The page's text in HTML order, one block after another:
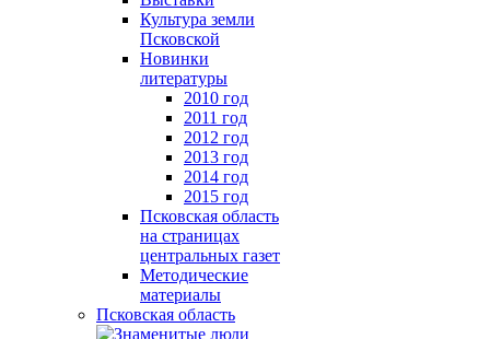
Культура земли
Псковской
Новинки
литературы
2010 год
2011 год
2012 год
2013 год
2014 год
2015 год
Псковская область
на страницах
центральных газет
Методические
материалы
Псковская область